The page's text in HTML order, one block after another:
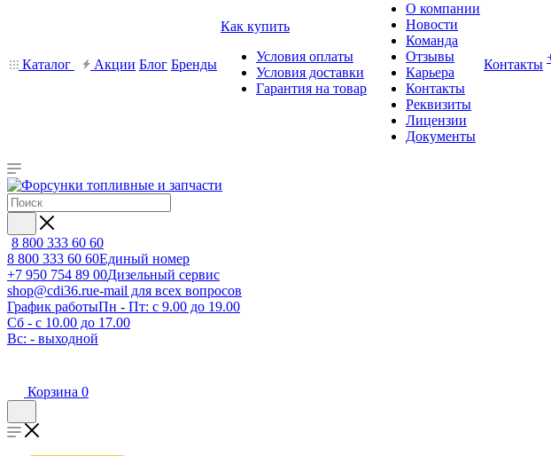
Каталог Акции Блог Бренды
Как купить
Условия оплаты
Условия доставки
Гарантия на товар
О компании
Новости
Команда
Отзывы
Карьера
Контакты
Реквизиты
Лицензии
Документы
Контакты
8 800 333 60 60
8 800 333 60 60Единый номер
+7 950 754 89 00Дизельный сервис
shop@cdi36.rue-mail для всех вопросов
График работыПн - Пт: с 9.00 до 19.00
Сб - с 10.00 до 17.00
Вс: - выходной
Корзина 0